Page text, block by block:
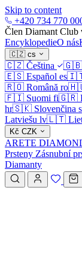
Skip to content
+420 734 770
Člen Diamant Club
EncyklopedieO nás
🇨🇿 cs
🇨🇿 Čeština 🇬🇧
🇪🇸 Español es
🇷🇴 Română ro
🇫🇮 Suomi fi🇬🇷
hr🇸🇰 Slovenčina
Latviešu lv🇱🇹
Kč CZK
ARETE
Prsteny Zásnubní
Diamanty